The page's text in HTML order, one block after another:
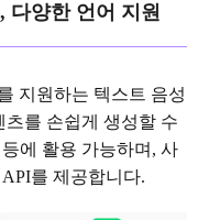
다양한 언어 지원
지원하는 텍스트 음성
를 손쉽게 생성할 수
에 활용 가능하며, 사
를 제공합니다.